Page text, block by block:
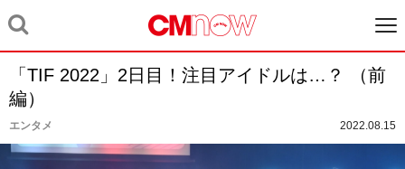
「TIF 2022」2日目！注目アイドルは…？ （前
編）
エンタメ 2022.08.15